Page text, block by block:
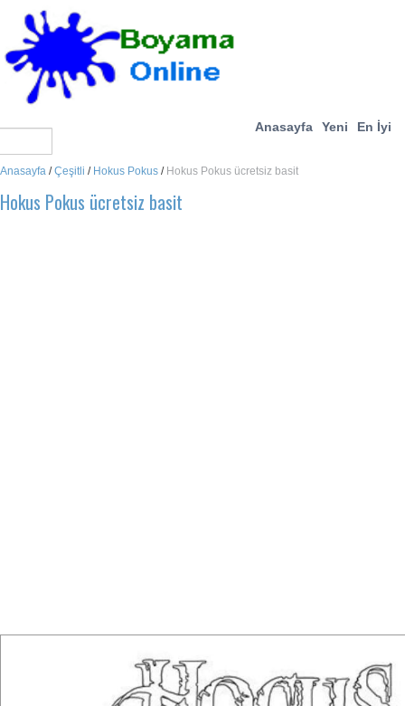
Anasayfa Yeni En İyi
Anasayfa /Çeşitli / Hokus Pokus / Hokus Pokus ücretsiz basit
Hokus Pokus ücretsiz basit